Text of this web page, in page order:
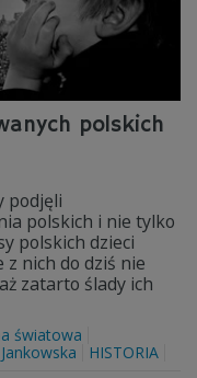
polskich
podjęli
polskich i nie tylko
polskich dzieci
z nich do dziś nie
zatarto ślady ich
światowa
HISTORIA